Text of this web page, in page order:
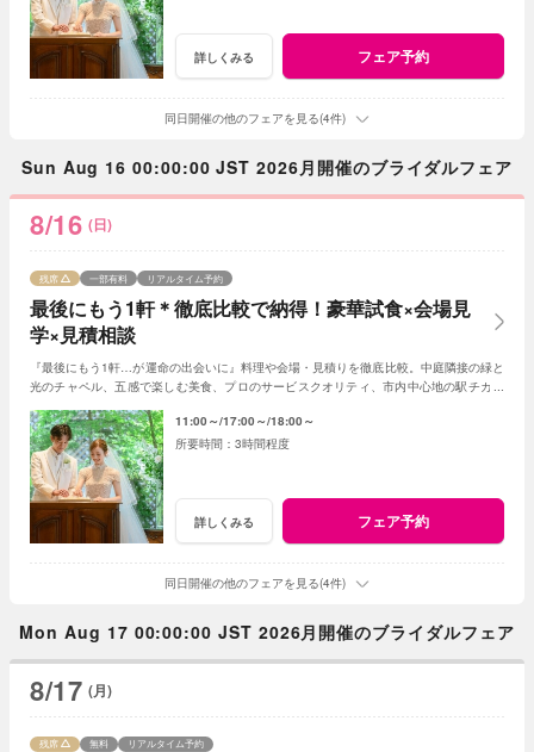
詳しくみる フェア予約
同日開催の他のフェアを見る(4件)
Sun Aug 16 00:00:00 JST 2026月開催のブライダルフェア
8/16 (日)
最後にもう1軒＊徹底比較で納得！豪華試食×会場見
学×見積相談
残席 一部有料 リアルタイム予約
『最後にもう1軒…が運命の出会いに』料理や会場・見積りを徹底比較。中庭隣接の緑と
光のチャペル、五感で楽しむ美食、プロのサービスクオリティ、市内中心地の駅チカ好
11:00～ 17:00～ 18:00～
3時間程度
詳しくみる フェア予約
同日開催の他のフェアを見る(4件)
Mon Aug 17 00:00:00 JST 2026月開催のブライダルフェア
8/17 (月)
残席 無料 リアルタイム予約